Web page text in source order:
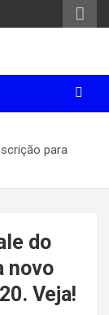
para
do
novo
Veja!